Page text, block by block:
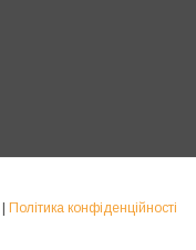
| Політика конфіденційності